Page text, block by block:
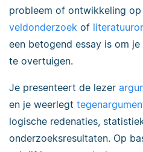
probleem of ontwikkeling
veldonderzoek of
een betogend essay is om
te overtuigen.
Je presenteert de lezer
en je weerlegt
logische redenaties,
onderzoeksresultaten. Op